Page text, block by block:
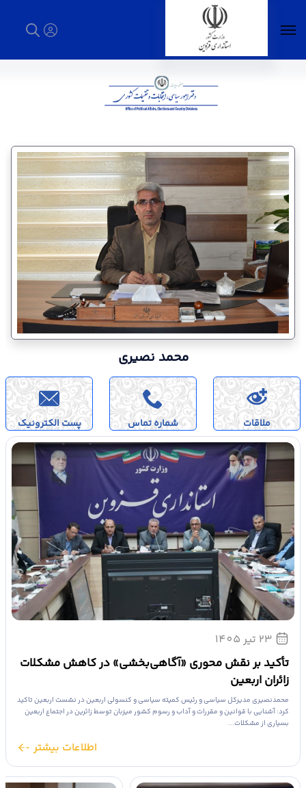
استانداری قزوین
محمد نصیری
ملاقات شماره تماس پست الکترونیک
23 تیر 1405
تأکید بر نقش محوری «آگاهی‌بخشی» در کاهش مشکلات
زائران اربعین
محمدنصیری مدیرکل سیاسی و رئیس کمیته سیاسی و کنسولی اربعین در نشست اربعین تاکید
کرد: آشنایی با قوانین و مقررات و آداب و رسوم کشور میزبان توسط زائرین در اجتماع اربعین
بسیاری از مشکلات...
اطلاعات بیشتر